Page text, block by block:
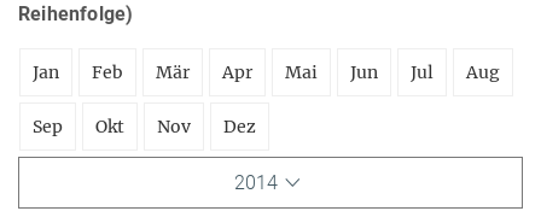
Reihenfolge)
Jan Feb Mär Apr Mai Jun Jul Aug
Sep Okt Nov Dez
2014